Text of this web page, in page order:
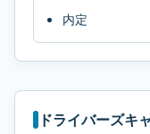
内定
ドライバーズキ